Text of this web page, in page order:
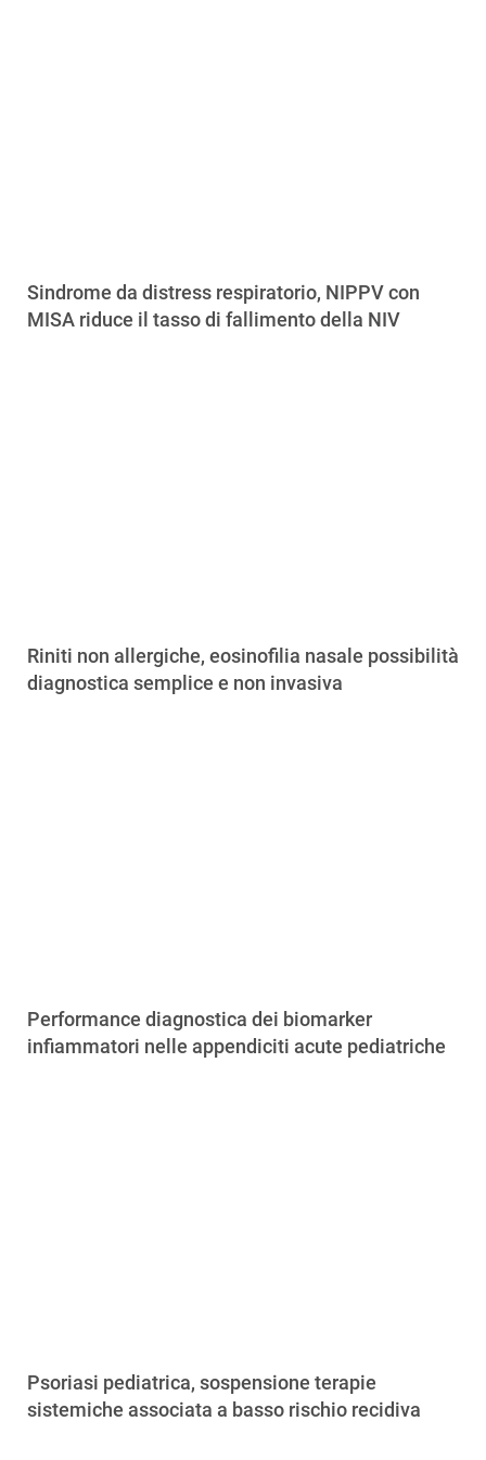
Sindrome da distress respiratorio, NIPPV con
MISA riduce il tasso di fallimento della NIV
Riniti non allergiche, eosinofilia nasale possibilità
diagnostica semplice e non invasiva
Performance diagnostica dei biomarker
infiammatori nelle appendiciti acute pediatriche
Psoriasi pediatrica, sospensione terapie
sistemiche associata a basso rischio recidiva